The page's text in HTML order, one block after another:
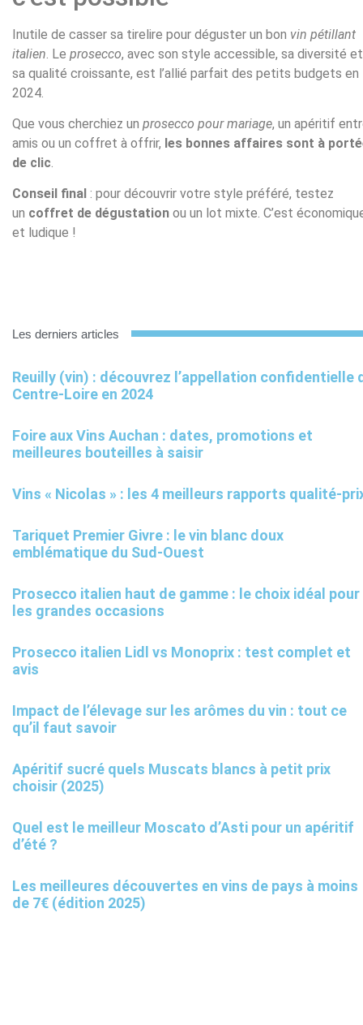
Inutile de casser sa tirelire pour déguster un bon vin pétillant
italien . Le prosecco, avec son style accessible, sa diversité et
sa qualité croissante, est l’allié parfait des petits budgets en
2024.
Que vous cherchiez un prosecco pour mariage, un apéritif
amis ou un coffret à offrir, les bonnes affaires sont à
de clic.
Conseil final : pour découvrir votre style préféré, testez
un coffret de dégustation ou un lot mixte. C’est
et ludique !
Les derniers articles
Reuilly (vin) : découvrez l’appellation confidentielle
Centre-Loire en 2024
Foire aux Vins Auchan : dates, promotions et
meilleures bouteilles à saisir
Vins « Nicolas » : les 4 meilleurs rapports qualité-
Tariquet Premier Givre : le vin blanc doux
emblématique du Sud-Ouest
Prosecco italien haut de gamme : le choix idéal pour
les grandes occasions
Prosecco italien Lidl vs Monoprix : test complet et
avis
Impact de l’élevage sur les arômes du vin : tout ce
qu’il faut savoir
Apéritif sucré quels Muscats blancs à petit prix
choisir (2025)
Quel est le meilleur Moscato d’Asti pour un apéritif
d’été ?
Les meilleures découvertes en vins de pays à moins
de 7€ (édition 2025)